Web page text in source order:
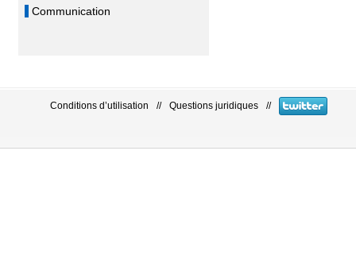
Communication
Conditions d’utilisation // Questions juridiques //